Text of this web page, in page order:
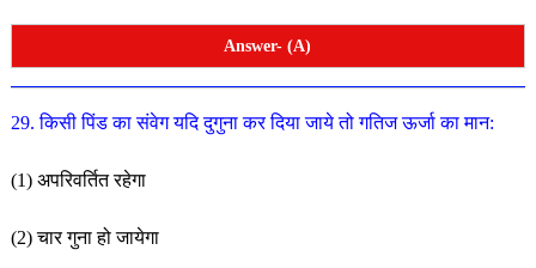
Answer- (A)
29. किसी पिंड का संवेग यदि दुगुना कर दिया जाये तो गतिज ऊर्जा कामान:
(1) अपरिवर्तित रहेगा
(2) चार गुना हो जायेगा